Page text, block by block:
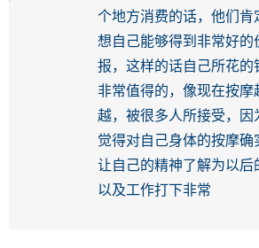
个地方消费的话，他们肯
想自己能够得到非常好的
报，这样的话自己所花的
非常值得的，像现在按摩
越，被很多人所接受，因
觉得对自己身体的按摩确
让自己的精神了解为以后
以及工作打下非常